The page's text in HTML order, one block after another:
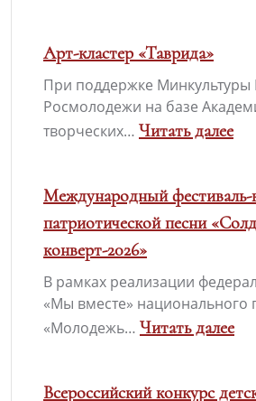
конкурс
социальной
антикоррупционной
рекламы
против
коррупции!»
А
вы
уже
Арт-кластер «Таврида»
При поддержке Минкультуры
Росмолодежи на базе
творческих… Читать далее
Арт-
кластер
«Таврида»
Международный фестиваль-
патриотической песни
конверт-2026»
В рамках реализации
«Мы вместе» национального
«Молодежь… Читать далее
Международный
Всероссийский конкурс